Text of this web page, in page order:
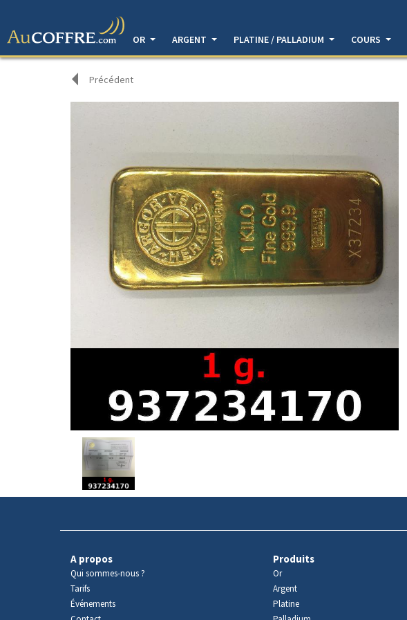
OR
ARGENT PLATINE / PALLADIUM COURS
Précédent
Avers
produit
A propos
Qui sommes-nous ?
Tarifs
Événements
Produits
Or
Argent
Platine